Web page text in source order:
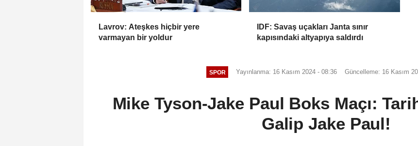
Lavrov: Ateşkes hiçbir yere
varmayan bir yoldur
IDF: Savaş uçakları Janta sınır
kapısındaki altyapıya saldırdı
SPOR Yayınlanma: 16 Kasım 2024 - 08:36 Güncelleme: 16 Kasım
Mike Tyson-Jake Paul Boks Maçı:
Galip Jake Paul!